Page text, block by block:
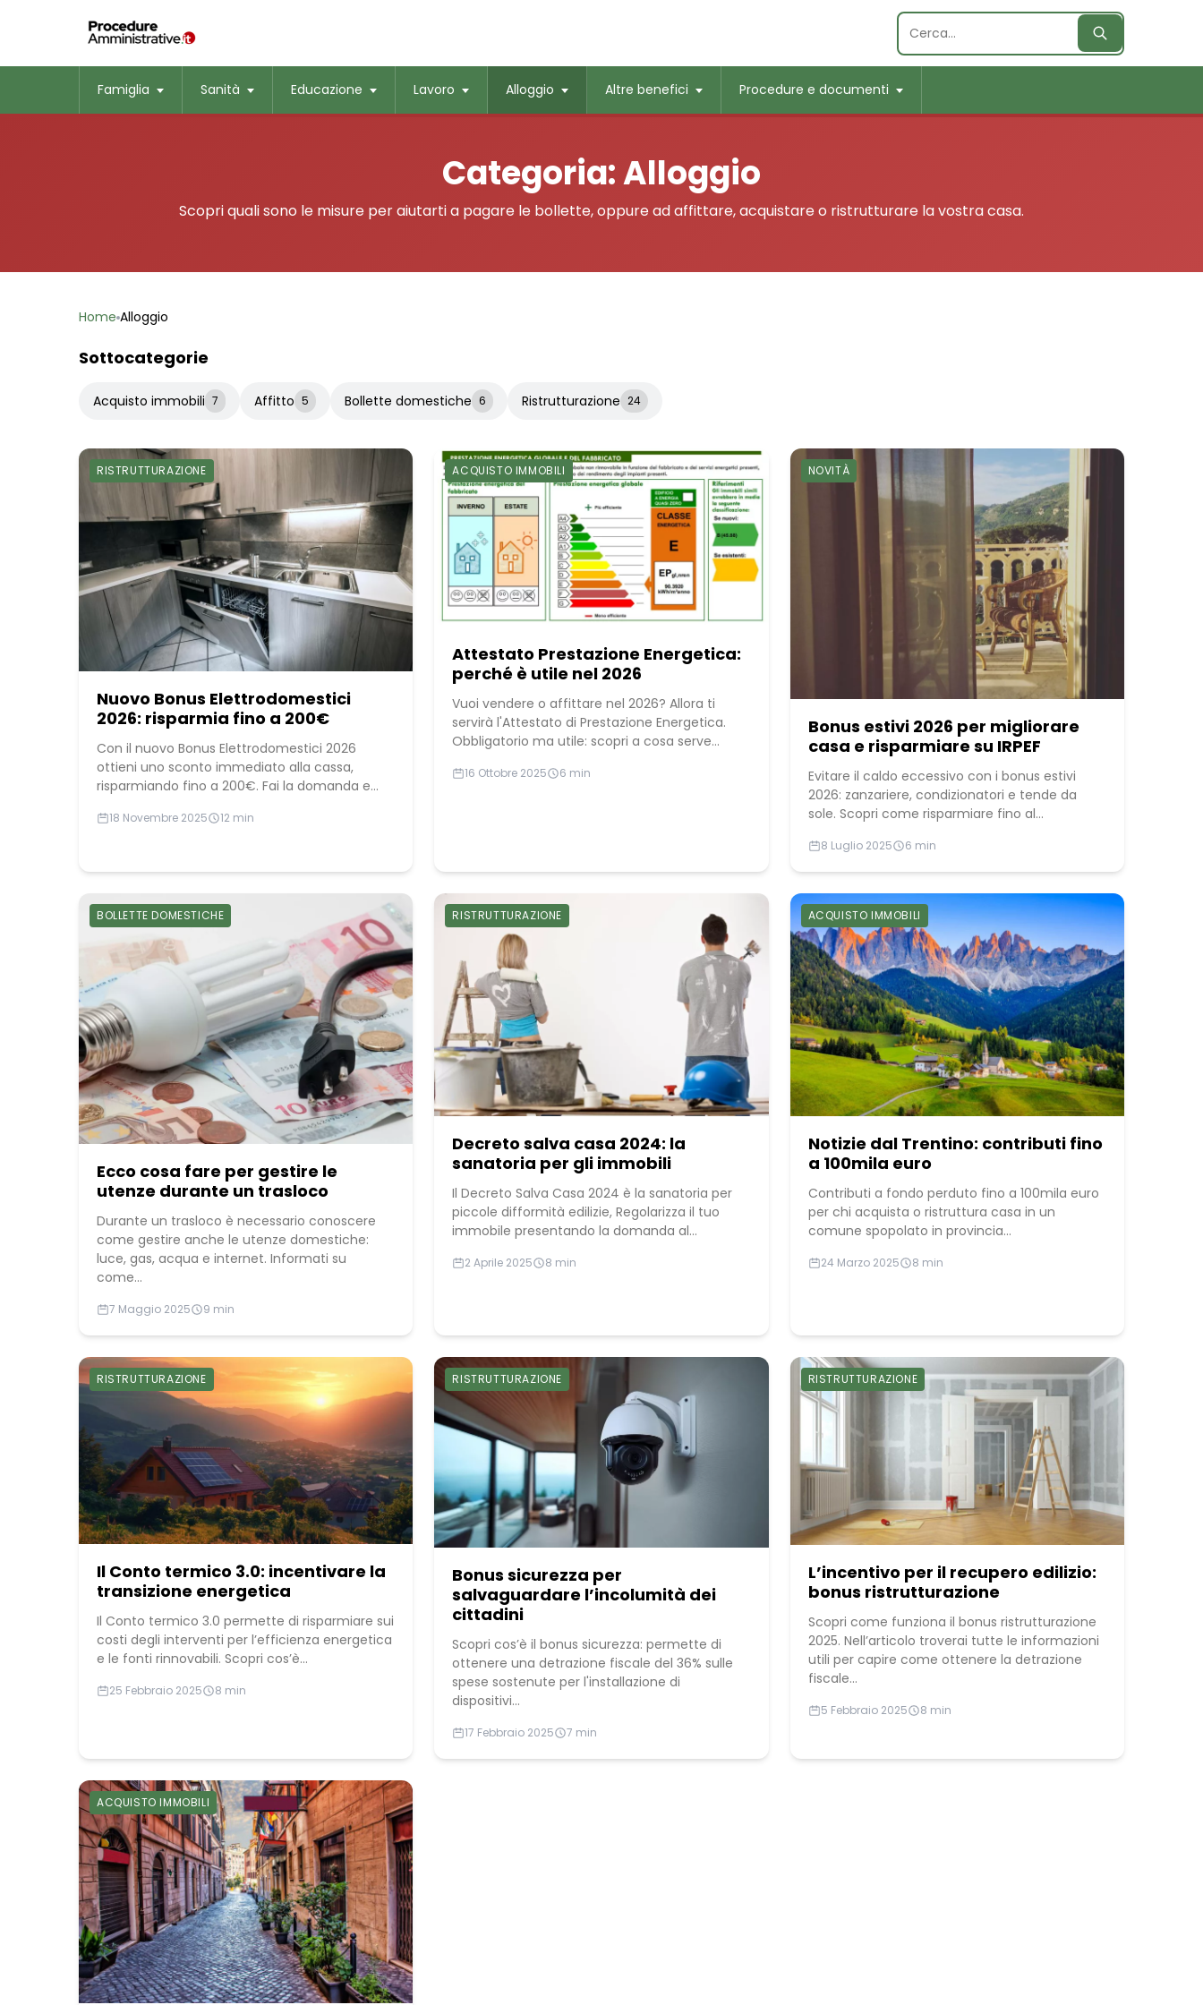
Cerca: Cerca
Famiglia Sanità Educazione Lavoro Alloggio Altre benefici Procedure e documenti
Categoria:Alloggio
Scopri quali sono le misure per aiutarti a pagare le bollette, oppure ad affittare, acquistare o ristrutturare la vostra casa.
Home Alloggio
Sottocategorie
Acquisto immobili 7 Affitto 5 Bollette domestiche 6 Ristrutturazione 24
RISTRUTTURAZIONE
Nuovo Bonus Elettrodomestici
2026: risparmia fino a 200€
Con il nuovo Bonus Elettrodomestici 2026
ottieni uno sconto immediato alla cassa,
risparmiando fino a 200€. Fai la domanda e...
18 Novembre 2025 12 min
ACQUISTO IMMOBILI
Attestato Prestazione Energetica:
perché è utile nel 2026
Vuoi vendere o affittare nel 2026? Allora ti
servirà l'Attestato di Prestazione Energetica.
Obbligatorio ma utile: scopri a cosa serve...
16 Ottobre 2025 6 min
NOVITÀ
Bonus estivi 2026 per migliorare
casa e risparmiare su IRPEF
Evitare il caldo eccessivo con i bonus estivi
2026: zanzariere, condizionatori e tende da
sole. Scopri come risparmiare fino al...
8 Luglio 2025 6 min
BOLLETTE DOMESTICHE
Ecco cosa fare per gestire le
utenze durante un trasloco
Durante un trasloco è necessario conoscere
come gestire anche le utenze domestiche:
luce, gas, acqua e internet. Informati su
come...
7 Maggio 2025 9 min
RISTRUTTURAZIONE
Decreto salva casa 2024: la
sanatoria per gli immobili
Il Decreto Salva Casa 2024 è la sanatoria per
piccole difformità edilizie, Regolarizza il tuo
immobile presentando la domanda al...
2 Aprile 2025 8 min
ACQUISTO IMMOBILI
Notizie dal Trentino: contributi fino
a 100mila euro
Contributi a fondo perduto fino a 100mila euro
per chi acquista o ristruttura casa in un
comune spopolato in provincia...
24 Marzo 2025 8 min
RISTRUTTURAZIONE
Il Conto termico 3.0: incentivare la
transizione energetica
Il Conto termico 3.0 permette di risparmiare sui
costi degli interventi per l’efficienza energetica
e le fonti rinnovabili. Scopri cos’è...
25 Febbraio 2025 8 min
RISTRUTTURAZIONE
Bonus sicurezza per
salvaguardare l’incolumità dei
cittadini
Scopri cos’è il bonus sicurezza: permette di
ottenere una detrazione fiscale del 36% sulle
spese sostenute per l'installazione di
dispositivi...
17 Febbraio 2025 7 min
RISTRUTTURAZIONE
L’incentivo per il recupero edilizio:
bonus ristrutturazione
Scopri come funziona il bonus ristrutturazione
2025. Nell’articolo troverai tutte le informazioni
utili per capire come ottenere la detrazione
fiscale...
5 Febbraio 2025 8 min
ACQUISTO IMMOBILI